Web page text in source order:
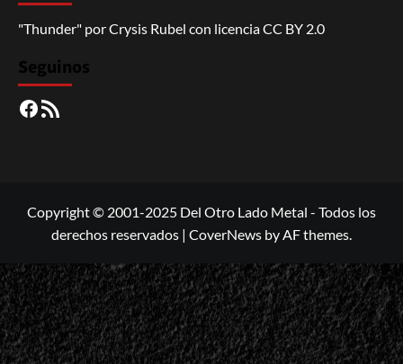
"Thunder" porCrysis Rubel con licenciaCC BY 2.0
Seguinos
Facebook
RSS
Copyright © 2001-2025 Del Otro Lado Metal - Todos los
derechos reservados | CoverNews by AF themes.